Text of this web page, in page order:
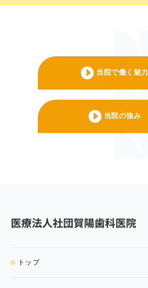
当院で働く魅力
当院の強み
トップ